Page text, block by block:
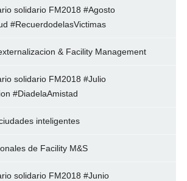
solidario FM2018 #Agosto
#RecuerdodelasVictimas
& Facility Management
solidario FM2018 #Julio
#DiadelaAmistad
inteligentes
de Facility M&S
solidario FM2018 #Junio